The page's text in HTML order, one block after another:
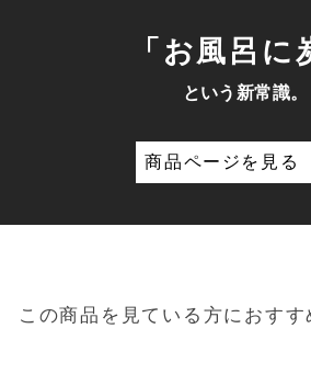
「お風呂に
という新常識。
商品ページを見る
この商品を見ている方におすす